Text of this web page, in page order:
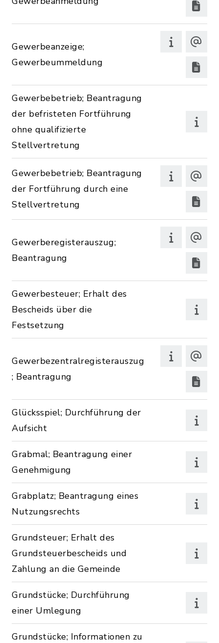
Gewerbeanzeige;
Gewerbeummeldung
Gewerbebetrieb; Beantragung
der befristeten Fortführung
ohne qualifizierte
Stellvertretung
Gewerbebetrieb; Beantragung
der Fortführung durch eine
Stellvertretung
Gewerberegisterauszug;
Beantragung
Gewerbesteuer; Erhalt des
Bescheids über die
Festsetzung
Gewerbezentralregisterauszug
; Beantragung
Glücksspiel; Durchführung der
Aufsicht
Grabmal; Beantragung einer
Genehmigung
Grabplatz; Beantragung eines
Nutzungsrechts
Grundsteuer; Erhalt des
Grundsteuerbescheids und
Zahlung an die Gemeinde
Grundstücke; Durchführung
einer Umlegung
Grundstücke; Informationen zu